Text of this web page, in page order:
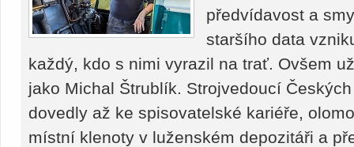
předvídavost a
staršího data
každý, kdo s nimi vyrazil na trať. Ovšem
jako Michal Štrublík. Strojvedoucí
dovedly až ke spisovatelské kariéře,
místní klenoty v luženském depozitáři a